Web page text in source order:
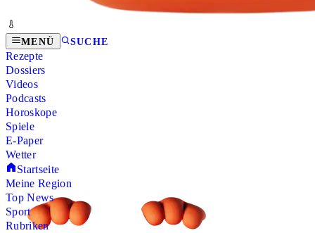
MENÜ SUCHE
Rezepte
Dossiers
Videos
Podcasts
Horoskope
Spiele
E-Paper
Wetter
Startseite
Meine Region
Top News
Sport
Rubriken